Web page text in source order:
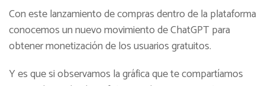
Con este lanzamiento de compras dentro de la plataforma
conocemos un nuevo movimiento de ChatGPT para
obtener monetización de los usuarios gratuitos.
Y es que si observamos la gráfica que te compartíamos